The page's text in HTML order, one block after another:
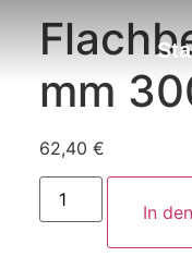
mm
62,40 €
In